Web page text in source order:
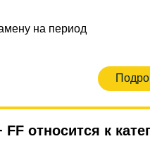
на период
относится к